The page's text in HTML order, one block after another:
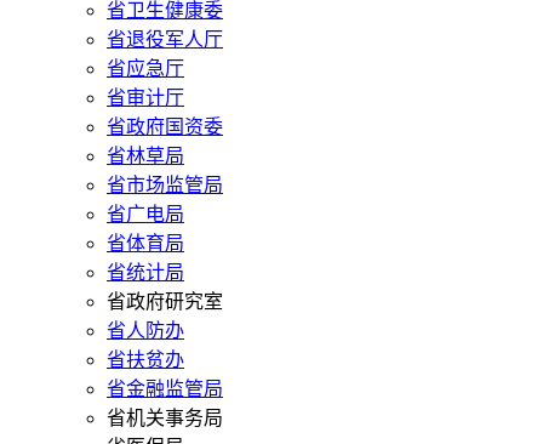
省卫生健康委
省退役军人厅
省应急厅
省审计厅
省政府国资委
省林草局
省市场监管局
省广电局
省体育局
省统计局
省政府研究室
省人防办
省扶贫办
省金融监管局
省机关事务局